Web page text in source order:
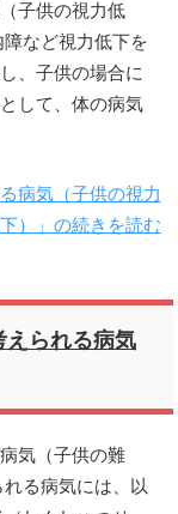
子供の視力低
など視力低下を
、子供の場合に
して、体の病気
病気（子供の視力
）」の続きを読む
えられる病気
気（子供の難
る病気には、以